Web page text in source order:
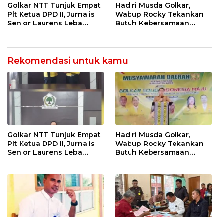
Golkar NTT Tunjuk Empat
Plt Ketua DPD II, Jurnalis
Senior Laurens Leba
Hadiri Musda Golkar,
Wabup Rocky Tekankan
Butuh Kebersamaan
Rekomendasi untuk kamu
Golkar NTT Tunjuk Empat
Plt Ketua DPD II, Jurnalis
Senior Laurens Leba
Hadiri Musda Golkar,
Wabup Rocky Tekankan
Butuh Kebersamaan